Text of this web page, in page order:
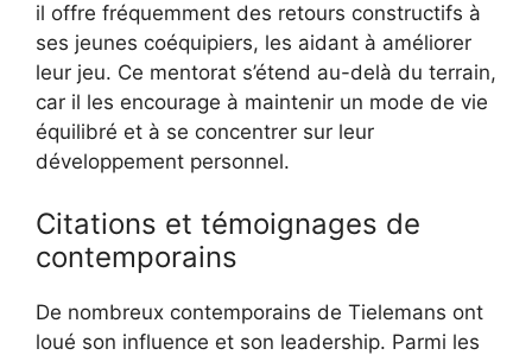
il offre fréquemment des retours constructifs à
ses jeunes coéquipiers, les aidant à améliorer
leur jeu. Ce mentorat s’étend au-delà du terrain,
car il les encourage à maintenir un mode de vie
équilibré et à se concentrer sur leur
développement personnel.
Citations et témoignages de
contemporains
De nombreux contemporains de Tielemans ont
loué son influence et son leadership. Parmi les